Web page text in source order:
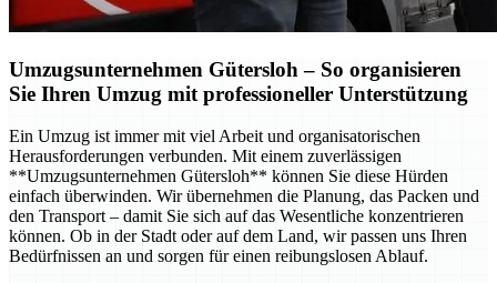
Umzugsunternehmen Gütersloh – So organisieren
Sie Ihren Umzug mit professioneller Unterstützung
Ein Umzug ist immer mit viel Arbeit und organisatorischen
Herausforderungen verbunden. Mit einem zuverlässigen
**Umzugsunternehmen Gütersloh** können Sie diese Hürden
einfach überwinden. Wir übernehmen die Planung, das Packen und
den Transport – damit Sie sich auf das Wesentliche konzentrieren
können. Ob in der Stadt oder auf dem Land, wir passen uns Ihren
Bedürfnissen an und sorgen für einen reibungslosen Ablauf.